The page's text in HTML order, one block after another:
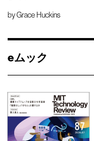
byGrace Huckins
eムック